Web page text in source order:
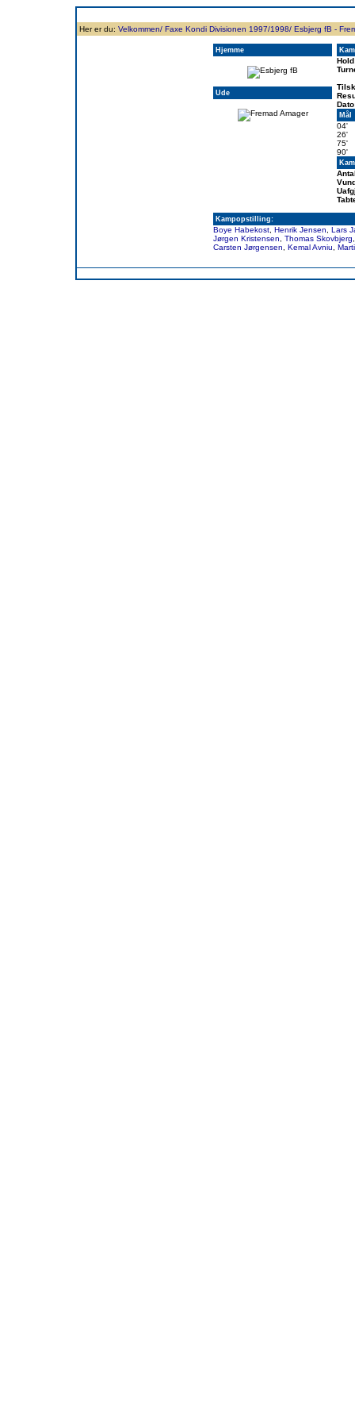
Her er du: Velkommen/ Faxe Kondi Divisionen 1997/1998/ Esbjerg fB -
Hjemme
Ude
Mål
04'
26'
75'
90'
Kampopstilling:
Boye Habekost Henrik Jensen
Lars
Jørgen Kristensen
Thomas Skovbjerg
Carsten Jørgensen
Kemal Avniu